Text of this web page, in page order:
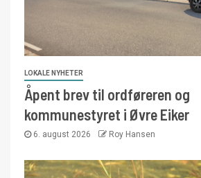
LOKALE NYHETER
Åpent brev til ordføreren og
kommunestyret i Øvre Eiker
6. august 2026 Roy Hansen